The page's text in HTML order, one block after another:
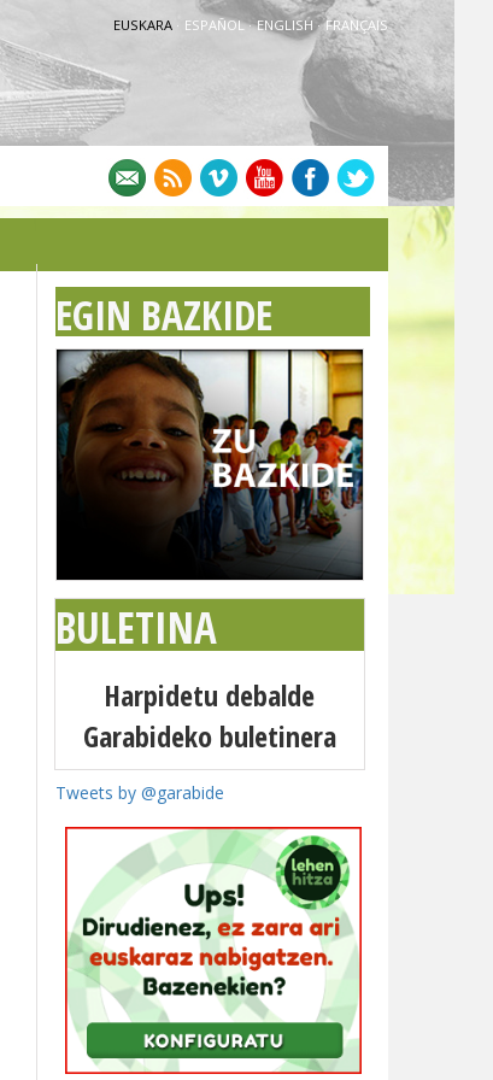
EUSKARA · ESPAÑOL· ENGLISH · FRANÇAIS
EGIN BAZKIDE
BULETINA
Harpidetu debalde
Garabideko buletinera
Tweets by @garabide